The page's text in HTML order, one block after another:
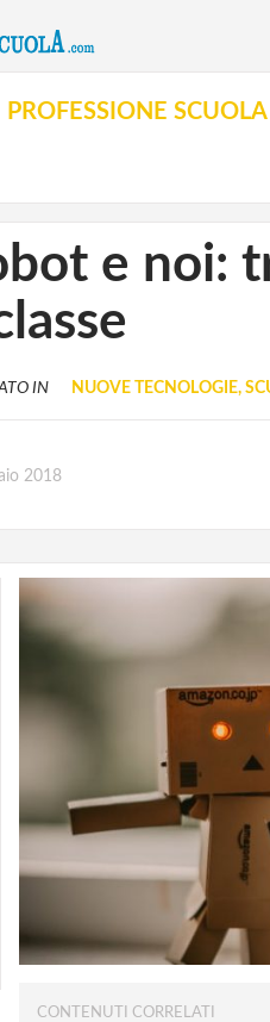
PROFESSIONE SCUOLA
e noi:
IN NUOVE TECNOLOGIE,
2018
CONTENUTI CORRELATI